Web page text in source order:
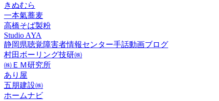
きぬむら
一本氣蕎麦
高橋そば製粉
Studio AYA
静岡県聴覚障害者情報センター手話動画ブログ
村田ボーリング技研㈱
㈱ＥＭ研究所
あり屋
五朋建設㈱
ホームナビ